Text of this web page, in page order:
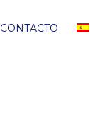
CONTACTO